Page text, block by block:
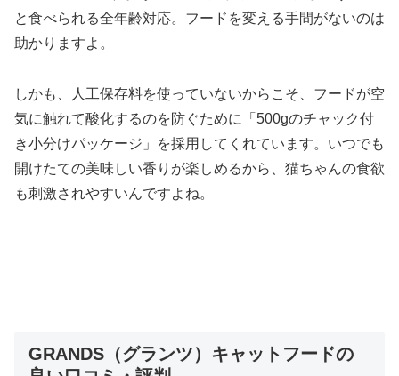
と食べられる全年齢対応。フードを変える手間がないのは
助かりますよ。
しかも、人工保存料を使っていないからこそ、フードが空
気に触れて酸化するのを防ぐために「500gのチャック付
き小分けパッケージ」を採用してくれています。いつでも
開けたての美味しい香りが楽しめるから、猫ちゃんの食欲
も刺激されやすいんですよね。
GRANDS（グランツ）キャットフードの